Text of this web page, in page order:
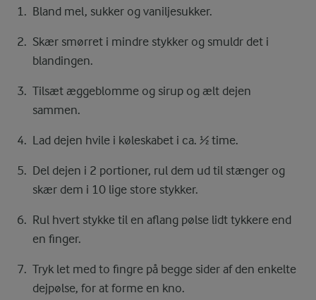
Bland mel, sukker og vaniljesukker.
Skær smørret i mindre stykker og smuldr det i
blandingen.
Tilsæt æggeblomme og sirup og ælt dejen
sammen.
Lad dejen hvile i køleskabet i ca. ½ time.
Del dejen i 2 portioner, rul dem ud til stænger og
skær dem i 10 lige store stykker.
Rul hvert stykke til en aflang pølse lidt tykkere end
en finger.
Tryk let med to fingre på begge sider af den enkelte
dejpølse, for at forme en kno.